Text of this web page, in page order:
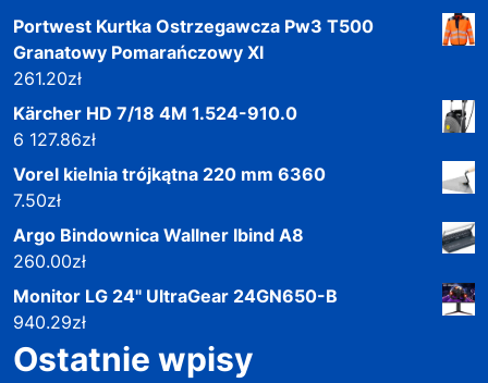
Portwest Kurtka Ostrzegawcza Pw3 T500
Granatowy Pomarańczowy Xl
261.20zł
Kärcher HD 7/18 4M 1.524-910.0
6 127.86zł
Vorel kielnia trójkątna 220 mm 6360
7.50zł
Argo Bindownica Wallner Ibind A8
260.00zł
Monitor LG 24" UltraGear 24GN650-B
940.29zł
Ostatnie wpisy